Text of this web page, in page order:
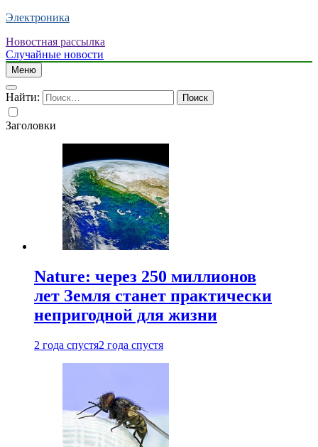
Электроника
Новостная рассылка
Случайные новости
Меню
Найти:
Заголовки
Nature: через 250 миллионов
лет Земля станет практически
непригодной для жизни
2 года спустя2 года спустя